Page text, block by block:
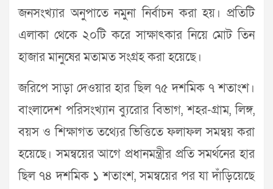
জনসংখ্যার অনুপাতে নমুনা নির্বাচন করা হয়। প্রতিটি
এলাকা থেকে ২০টি করে সাক্ষাৎকার নিয়ে মোট তিন
হাজার মানুষের মতামত সংগ্রহ করা হয়েছে।
জরিপে সাড়া দেওয়ার হার ছিল ৭৫ দশমিক ৭ শতাংশ।
বাংলাদেশ পরিসংখ্যান ব্যুরোর বিভাগ, শহর-গ্রাম, লিঙ্গ,
বয়স ও শিক্ষাগত তথ্যের ভিত্তিতে ফলাফল সমন্বয় করা
হয়েছে। সমন্বয়ের আগে প্রধানমন্ত্রীর প্রতি সমর্থনের হার
ছিল ৭৪ দশমিক ১ শতাংশ, সমন্বয়ের পর যা দাঁড়িয়েছে